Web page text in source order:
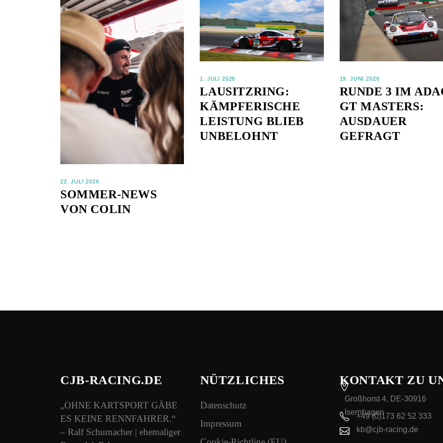
22. JULI 2026
SOMMER-NEWS
VON COLIN
1. JULI 2026
LAUSITZRING:
KÄMPFERISCHE
LEISTUNG BLIEB
UNBELOHNT
19. JUNI 2026
RUNDE 3 IM
GT MASTERS:
AUSDAUER
GEFRAGT
CJB-RACING.DE
„OHNE KARTSPORT GÄBE
ES KEINE RENNFAHRER.“
– Ralf Schumacher | ehemaliger
NÜTZLICHES
Datenschutz
Impressum
KONTAKT ZU
Großhorst 4, DE-30916
Isernhagen
+49 (0)173 62 52 333
kb@cjb-racing.de